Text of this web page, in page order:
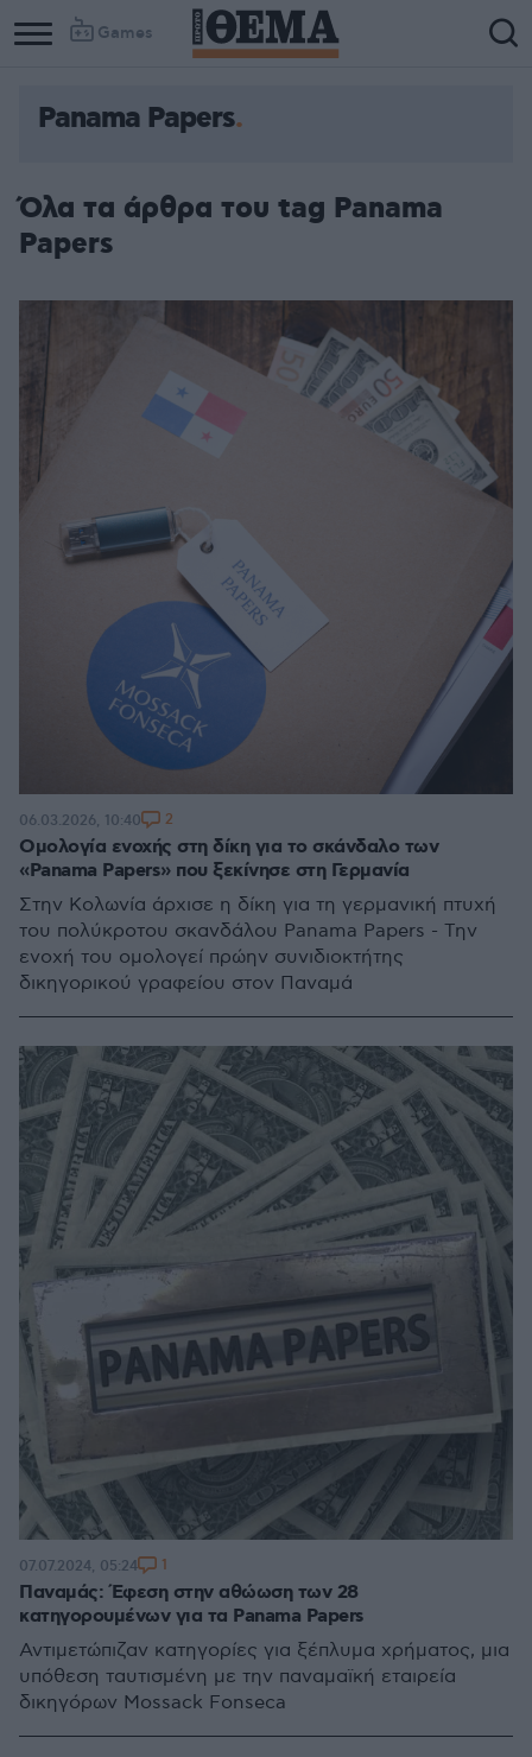
Games
Panama Papers
Όλα τα άρθρα του tag Panama
Papers
Ομολογία ενοχής στη δίκη για το σκάνδαλο των
«Panama Papers» που ξεκίνησε στη Γερμανία
Στην Κολωνία άρχισε η δίκη για τη γερμανική πτυχή
του πολύκροτου σκανδάλου Panama Papers - Την
ενοχή του ομολογεί πρώην συνιδιοκτήτης
δικηγορικού γραφείου στον Παναμά
06.03.2026, 10:40 2
Παναμάς: Έφεση στην αθώωση των 28
κατηγορουμένων για τα Panama Papers
Αντιμετώπιζαν κατηγορίες για ξέπλυμα χρήματος, μια
υπόθεση ταυτισμένη με την παναμαϊκή εταιρεία
δικηγόρων Mossack Fonseca
07.07.2024, 05:24 1